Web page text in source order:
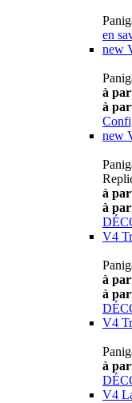
en
new
à
à
new
à
à
V4
à
à
V4
à
V4